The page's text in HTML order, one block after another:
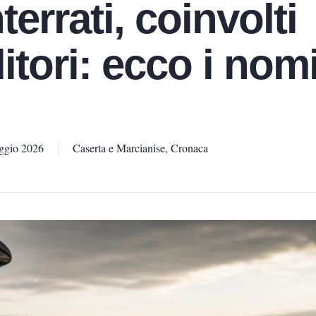
coinvolti
ecco i
2026 Caserta e Marcianise, Cronaca